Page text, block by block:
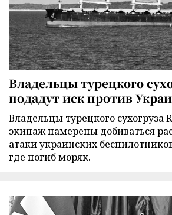
Владельцы турецкого
подадут иск против
Владельцы турецкого сухогруза
экипаж намерены добиваться
атаки украинских
где погиб моряк.